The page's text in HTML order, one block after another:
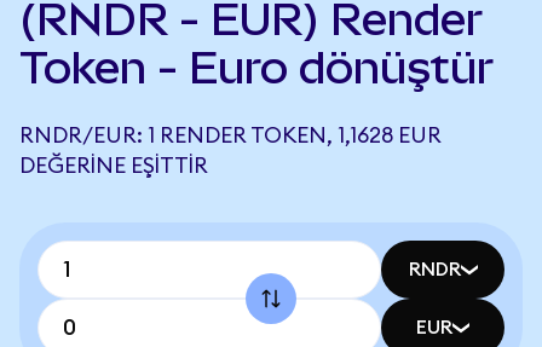
(RNDR - EUR) Render
Token - Euro dönüştür
RNDR/EUR: 1 RENDER TOKEN, 1,1628 EUR
DEĞERINE EŞITTIR
RNDR
EUR